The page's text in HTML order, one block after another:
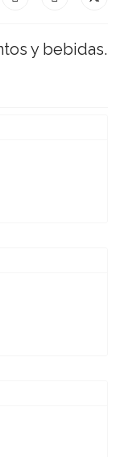
y bebidas.